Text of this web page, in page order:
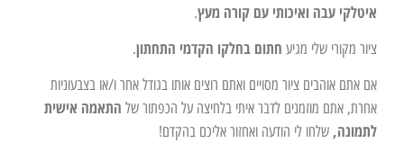
איטלקי עבה ואיכותי עם קורה מעץ.
ציור מקורי שלי מגיע חתום בחלקו הקדמי התחתון.
אם אתם אוהבים ציור מסויים ואתם רוצים אותו בגודל אחר ו/או בצבעוניות
אחרת, אתם מוזמנים לדבר איתי בלחיצה על הכפתור של התאמה אישית
לתמונה, שלחו לי הודעה ואחזור אליכם בהקדם!